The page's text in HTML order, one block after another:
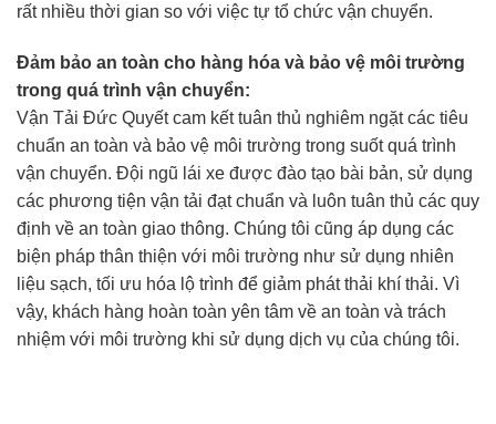
rất nhiều thời gian so với việc tự tổ chức vận chuyển.
Đảm bảo an toàn cho hàng hóa và bảo vệ môi trường
trong quá trình vận chuyển:
Vận Tải Đức Quyết cam kết tuân thủ nghiêm ngặt các tiêu
chuẩn an toàn và bảo vệ môi trường trong suốt quá trình
vận chuyển. Đội ngũ lái xe được đào tạo bài bản, sử dụng
các phương tiện vận tải đạt chuẩn và luôn tuân thủ các quy
định về an toàn giao thông. Chúng tôi cũng áp dụng các
biện pháp thân thiện với môi trường như sử dụng nhiên
liệu sạch, tối ưu hóa lộ trình để giảm phát thải khí thải. Vì
vậy, khách hàng hoàn toàn yên tâm về an toàn và trách
nhiệm với môi trường khi sử dụng dịch vụ của chúng tôi.